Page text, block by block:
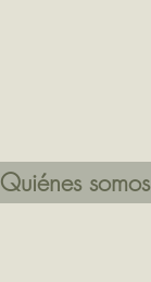
Quiénes somos